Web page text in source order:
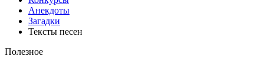
Анекдоты
Загадки
Тексты песен
Полезное